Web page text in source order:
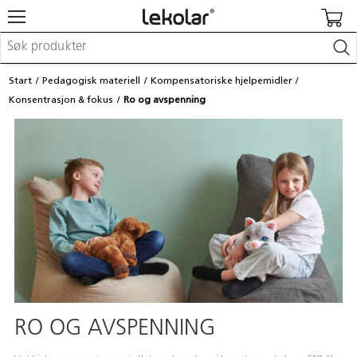
Møbler & innredning
Lekeplassutstyr & utemiljø
Skole- & kontormateriell
Logge inn / registrere meg
Kontakt oss
Kampanjer/kataloger
Start Pedagogisk materiell
Kompensatoriske hjelpemidler
Konsentrasjon & fokus
Ro og avspenning
RO OG AVSPENNING